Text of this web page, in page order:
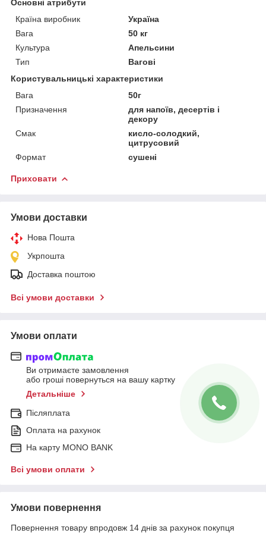
Основні атрибути
Країна виробник
Україна
Вага
50 кг
Культура
Апельсини
Тип
Вагові
Користувальницькі характеристики
Вага
50г
Призначення
для напоїв, десертів і
декору
Смак
кисло-солодкий,
цитрусовий
Формат
сушені
Приховати
Умови доставки
Нова Пошта
Укрпошта
Доставка поштою
Всі умови доставки
Умови оплати
Ви отримаєте замовлення
або гроші повернуться на вашу картку
Детальніше
Післяплата
Оплата на рахунок
На карту MONO BANK
Всі умови оплати
Умови повернення
Повернення товару впродовж 14 днів за рахунок покупця